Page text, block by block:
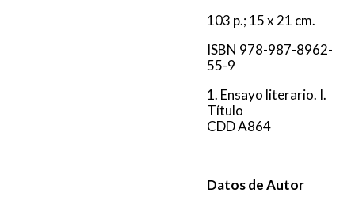
103 p.; 15 x 21 cm.
ISBN 978-987-8962-
55-9
1. Ensayo literario. I.
Título
CDD A864
Datos de Autor